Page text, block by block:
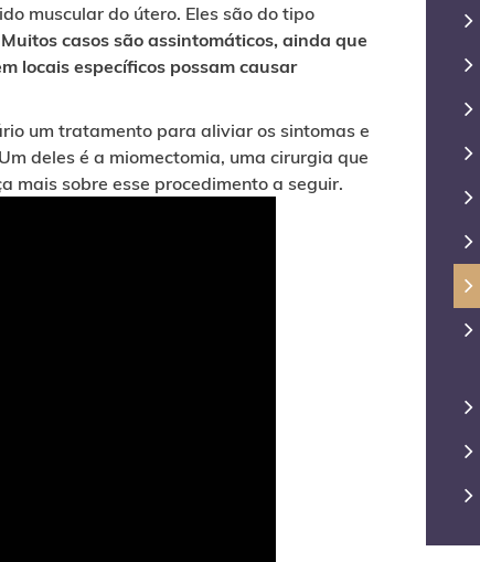
muscular do útero. Eles são do tipo
Muitos casos são assintomáticos, ainda que
locais específicos possam causar
um tratamento para aliviar os sintomas e
deles é a miomectomia, uma cirurgia que
mais sobre esse procedimento a seguir.